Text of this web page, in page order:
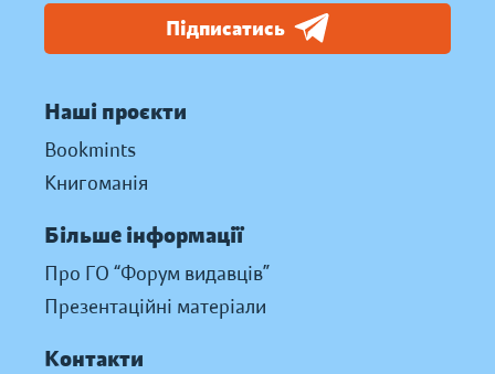
Підписатись
Наші проєкти
Bookmints
Книгоманія
Більше інформації
Про ГО “Форум видавців”
Презентаційні матеріали
Контакти